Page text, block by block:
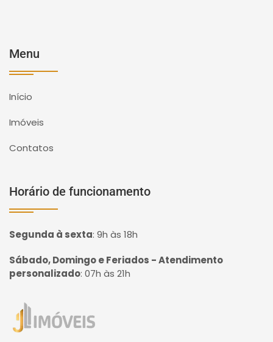
Menu
Início
Imóveis
Contatos
Horário de funcionamento
Segunda à sexta: 9h às 18h
Sábado, Domingo e Feriados - Atendimento
personalizado: 07h às 21h
Página inicial